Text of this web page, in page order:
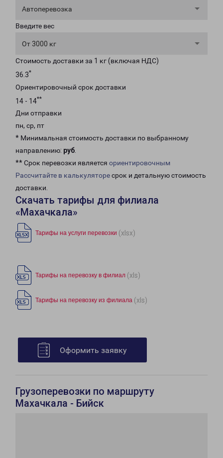
Автоперевозка
Введите вес
От 3000 кг
Стоимость доставки за 1 кг (включая НДС)
36.3*
Ориентировочный срок доставки
14 - 14**
Дни отправки
пн, ср, пт
* Минимальная стоимость доставки по выбранному
направлению: руб.
** Срок перевозки является ориентировочным
Рассчитайте в калькуляторесрок и детальную стоимость
доставки.
Скачать тарифы для филиала
«Махачкала»
Тарифы на услуги перевозки (xlsx)
Тарифы на перевозку в филиал (xls)
Тарифы на перевозку из филиала (xls)
Оформить заявку
Грузоперевозки по маршруту
Махачкала - Бийск